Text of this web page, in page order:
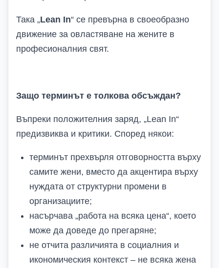
Така „Lean In“ се превърна в своеобразно
движение за овластяване на жените в
професионалния свят.
Защо терминът е толкова обсъждан?
Въпреки положителния заряд, „Lean In“
предизвиква и критики. Според някои:
терминът прехвърля отговорността върху
самите жени, вместо да акцентира върху
нуждата от структурни промени в
организациите;
насърчава „работа на всяка цена“, което
може да доведе до прегаряне;
не отчита различията в социалния и
икономическия контекст – не всяка жена